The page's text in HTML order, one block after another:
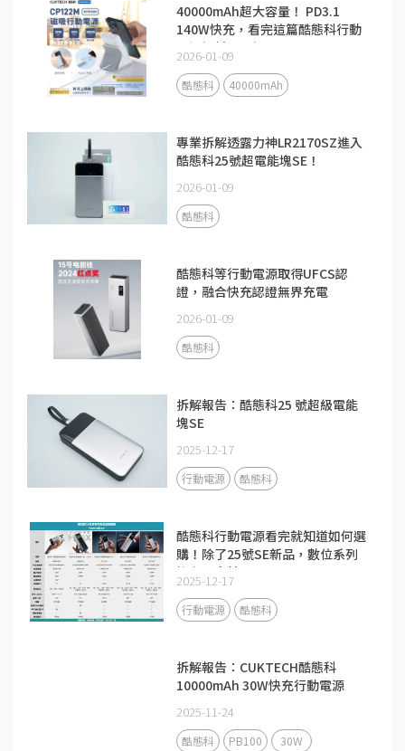
40000mAh超大容量！ PD3.1
140W快充，看完這篇酷態科行動
電源解析更了解
2026-01-09
酷態科 40000mAh
專業拆解透露力神LR2170SZ進入
酷態科25號超電能塊SE！
2026-01-09
酷態科
酷態科等行動電源取得UFCS認
證，融合快充認證無界充電
2026-01-09
酷態科
拆解報告：酷態科25 號超級電能
塊SE
2025-12-17
行動電源 酷態科
酷態科行動電源看完就知道如何選
購！除了25號SE新品，數位系列
擁有更多精品
2025-12-17
行動電源 酷態科
拆解報告：CUKTECH酷態科
10000mAh 30W快充行動電源
2025-11-24
酷態科 PB100 30W